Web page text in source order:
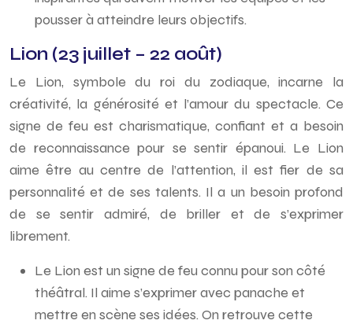
pousser à atteindre leurs objectifs.
Lion (23 juillet – 22 août)
Le Lion, symbole du roi du zodiaque, incarne la
créativité, la générosité et l’amour du spectacle. Ce
signe de feu est charismatique, confiant et a besoin
de reconnaissance pour se sentir épanoui. Le Lion
aime être au centre de l’attention, il est fier de sa
personnalité et de ses talents. Il a un besoin profond
de se sentir admiré, de briller et de s’exprimer
librement.
Le Lion est un signe de feu connu pour son côté
théâtral. Il aime s’exprimer avec panache et
mettre en scène ses idées. On retrouve cette